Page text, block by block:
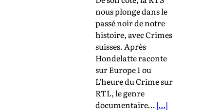
nous plonge dans le
passé noir de notre
histoire, avec Crimes
suisses. Après
Hondelatte raconte
sur Europe 1 ou
L’heure du Crime sur
RTL, le genre
documentaire…[…]